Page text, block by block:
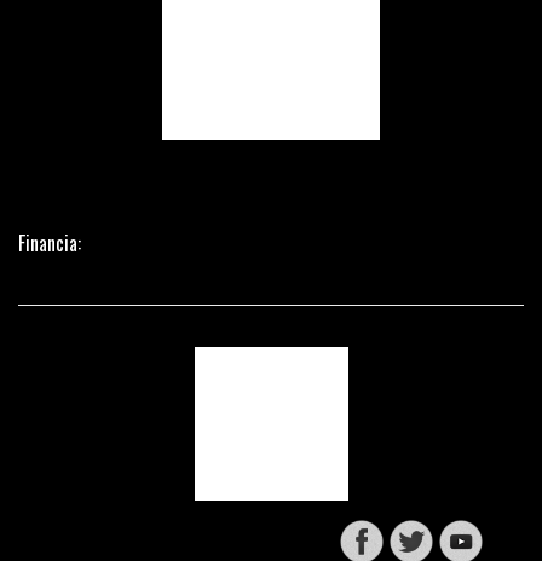
Financia: